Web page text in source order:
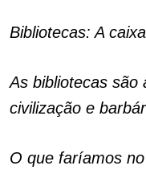
Bibliotecas: A
As bibliotecas são
civilização e
O que faríamos